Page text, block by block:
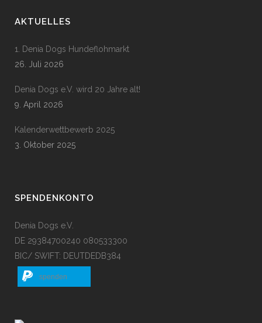
AKTUELLES
1. Denia Dogs Hundeflohmarkt
26. Juli 2026
Denia Dogs e.V. wird 20 Jahre alt!
9. April 2026
Kalenderwettbewerb 2025
3. Oktober 2025
SPENDENKONTO
Denia Dogs e.V.
DE 29384700240 080533300
BIC/ SWIFT: DEUTDEDB384
spenden